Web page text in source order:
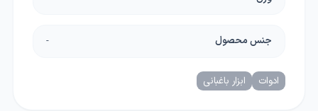
جنس محصول -
ادوات ابزار باغبانی